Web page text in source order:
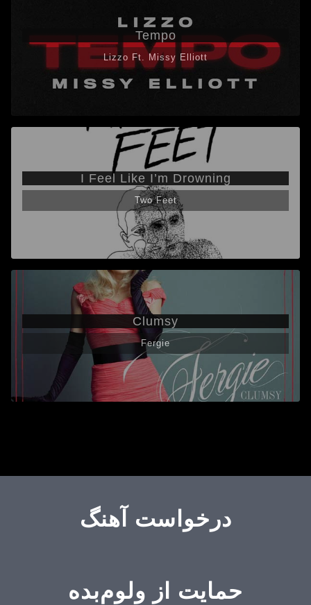
Tempo
Lizzo Ft. Missy Elliott
I Feel Like I’m Drowning
Two Feet
Clumsy
Fergie
درخواست آهنگ
حمایت از ولوم‌بده